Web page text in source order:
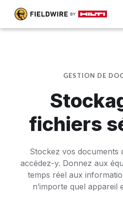
GESTION DE
fichiers
Stockez vos documents
accédez-y. Donnez aux
temps réel aux
n’importe quel appareil